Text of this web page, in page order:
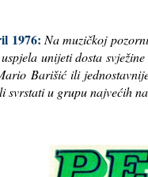
1976: Na muzičkoj
unijeti dosta
Barišić ili
svrstati u grupu najvećih